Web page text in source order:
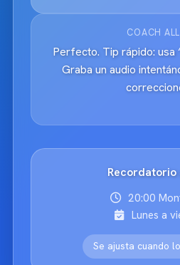
COACH
Perfecto. Tip rápido: usa
Graba un audio
Recordatorio
20:00
Lunes a
Se ajusta cuando